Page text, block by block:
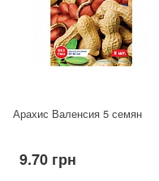
Арахис Валенсия 5 семян
9.70 грн